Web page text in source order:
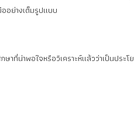
อย่างเต็มรูปแบบ
าที่น่าพอใจหรือวิเคราะห์แล้วว่าเป็นประ